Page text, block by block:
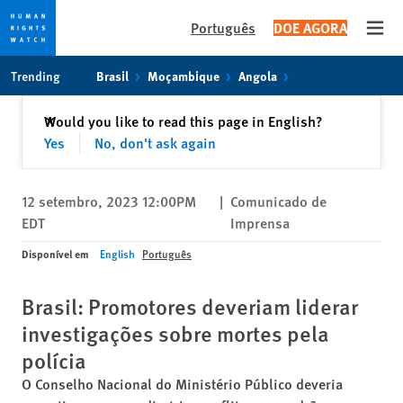
content
Português DOE AGORA
Trending Brasil Moçambique Angola
Would you like to read this page in English?
Yes
No, don't ask again
✕Fechar
12 setembro, 2023 12:00PM
EDT
| Comunicado de
Imprensa
Disponível em English Português
Brasil: Promotores deveriam liderar
investigações sobre mortes pela
polícia
O Conselho Nacional do Ministério Público deveria